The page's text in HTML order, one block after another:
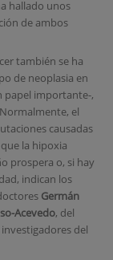
hallado unos
de ambos
también se ha
de neoplasia en
papel importante-,
el
causadas
la hipoxia
prospera o, si hay
indican los
Germán
Acevedo, del
del